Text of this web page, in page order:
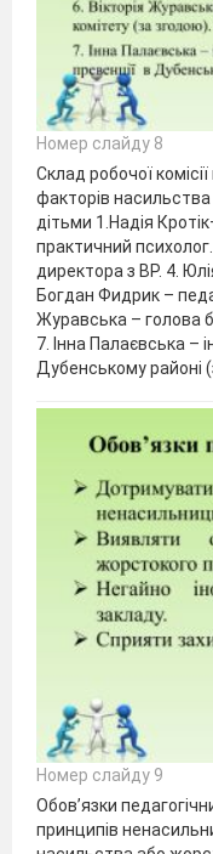
Номер слайду 8
Склад робочої
факторів
дітьми 1.Надія
практичний
директора з ВР. 4.
Богдан Фидрик –
Журавська – голова
7. Інна Палаєвська –
Дубенському районі
Номер слайду 9
Обов’язки
принципів